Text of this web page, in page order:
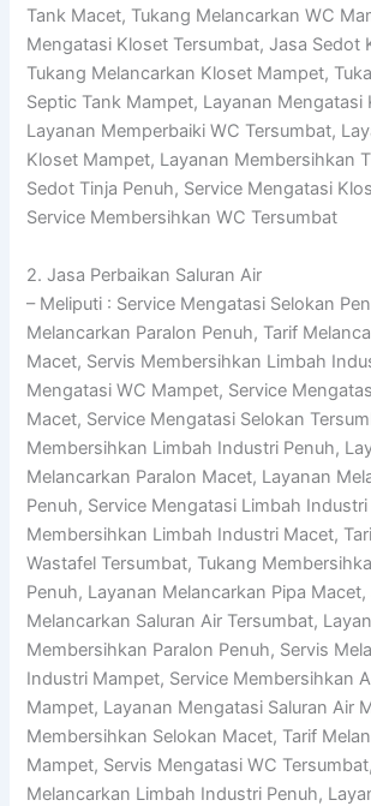
Tank Macet, Tukang Melancarkan WC
Mengatasi Kloset Tersumbat, Jasa Sedot
Tukang Melancarkan Kloset Mampet,
Septic Tank Mampet, Layanan Mengatasi
Layanan Memperbaiki WC Tersumbat,
Kloset Mampet, Layanan Membersihkan
Sedot Tinja Penuh, Service Mengatasi
Service Membersihkan WC Tersumbat
2. Jasa Perbaikan Saluran Air
– Meliputi : Service Mengatasi Selokan
Melancarkan Paralon Penuh, Tarif
Macet, Servis Membersihkan Limbah
Mengatasi WC Mampet, Service
Macet, Service Mengatasi Selokan
Membersihkan Limbah Industri Penuh,
Melancarkan Paralon Macet, Layanan
Penuh, Service Mengatasi Limbah
Membersihkan Limbah Industri Macet,
Wastafel Tersumbat, Tukang
Penuh, Layanan Melancarkan Pipa Macet,
Melancarkan Saluran Air Tersumbat,
Membersihkan Paralon Penuh, Servis
Industri Mampet, Service Membersihkan
Mampet, Layanan Mengatasi Saluran Air
Membersihkan Selokan Macet, Tarif
Mampet, Servis Mengatasi WC
Melancarkan Limbah Industri Penuh,